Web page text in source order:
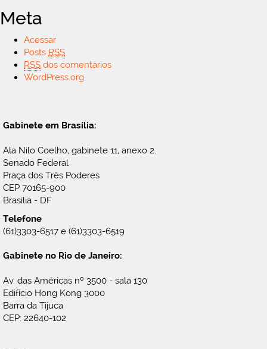
Meta
Acessar
Posts RSS
RSS dos comentários
WordPress.org
Gabinete em Brasília:
Ala Nilo Coelho, gabinete 11, anexo 2.
Senado Federal
Praça dos Três Poderes
CEP 70165-900
Brasília - DF
Telefone
(61)3303-6517 e (61)3303-6519
Gabinete no Rio de Janeiro:
Av. das Américas nº 3500 - sala 130
Edifício Hong Kong 3000
Barra da Tijuca
CEP: 22640-102